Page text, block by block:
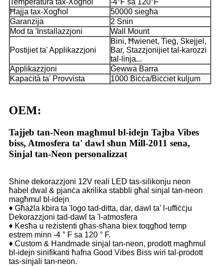
Temperatura tax-Xogħol
-4°F sa 120°F
Ħajja tax-Xogħol
50000 siegħa
Garanzija
2 Snin
Mod ta 'Installazzjoni
Wall Mount
Postijiet ta' Applikazzjoni
Bini, Ħwienet, Tieġ, Skejjel,
Bar, Stazzjonijiet tal-karozzi
tal-linja...
Applikazzjoni
Ġewwa Barra
Kapaċità ta' Provvista
1000 Biċċa/Biċċiet kuljum
OEM:
Tajjeb tan-Neon magħmul bl-idejn Tajba Vibes
biss, Atmosfera ta' dawl sħun Mill-2011 sena,
Sinjal tan-Neon personalizzat
Shine dekorazzjoni 12V reali LED tas-silikonju neon
ħabel dwal & pjanċa akrilika stabbli għal sinjal tan-neon
magħmul bl-idejn
♦ Għażla kbira ta 'logo tad-ditta, dar, dawl ta' l-uffiċċju
Dekorazzjoni tad-dawl ta 'l-atmosfera
♦ Kesħa u reżistenti għas-sħana biex toqgħod temp
estrem minn -4 ° F sa 120 ° F.
♦ Custom & Handmade sinjal tan-neon, prodott magħmul
bl-idejn sinifikanti ħafna Good Vibes Biss wiri tal-prodott
tas-sinjali tan-neon.